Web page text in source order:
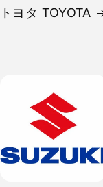
トヨタ TOYOTA